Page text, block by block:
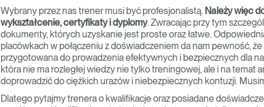
Wybrany przez nas trener musi być profesjonalistą. Należy więc
wykształcenie, certyfikaty i dyplomy. Zwracając przy tym
dokumenty, których uzyskanie jest proste oraz łatwe.
placówkach w połączeniu z doświadczeniem da nam pewność,
przygotowana do prowadzenia efektywnych i bezpiecznych dla
która nie ma rozległej wiedzy nie tylko treningowej, ale i na temat
doprowadzić do ciężkich urazów i niebezpiecznych kontuzji.
Dlatego pytajmy trenera o kwalifikacje oraz posiadane